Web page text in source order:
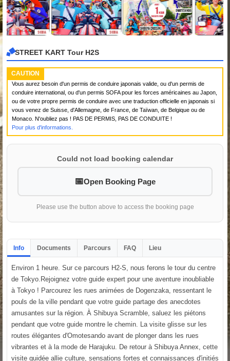
STREET KART Tour H2S
CAUTION
Vous aurez besoin d'un permis de conduire japonais valide, ou d'un permis de
conduire international, ou d'un permis SOFA pour les forces américaines au Japon,
ou de votre propre permis de conduire avec une traduction officielle en japonais si
vous venez de Suisse, d'Allemagne, de France, de Taïwan, de Belgique ou de
Monaco. N'oubliez pas ! PAS DE PERMIS, PAS DE CONDUITE !
Pour plus d'informations.
Could not load booking calendar
Open Booking Page
Please use the button above to access the booking page
Info Documents Parcours FAQ Lieu
Environ 1 heure. Sur ce parcours H2-S, nous ferons le tour du centre
de Tokyo.Rejoignez votre guide expert pour une aventure inoubliable
à Tokyo ! Parcourez les rues animées de Dogenzaka, ressentant le
pouls de la ville pendant que votre guide partage des anecdotes
amusantes sur la région. À Shibuya Scramble, saluez les piétons
pendant que votre guide montre le chemin. La visite glisse sur les
routes élégantes d'Omotesando avant de plonger dans les rues
vibrantes et à la mode de Harajuku. De retour à Shibuya Annex, cette
visite guidée allie culture, sensations fortes et connaissances d'initiés